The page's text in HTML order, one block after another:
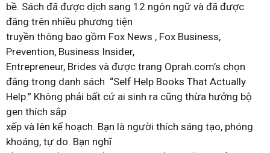
bề. Sách đã được dịch sang 12 ngôn ngữ và đã được
đăng trên nhiều phương tiện
truyền thông bao gồm Fox News , Fox Business,
Prevention, Business Insider,
Entrepreneur, Brides và được trang Oprah.com’s chọn
đăng trong danh sách “Self Help Books That Actually
Help.” Không phải bất cứ ai sinh ra cũng thừa hưởng bộ
gen thích sắp
xếp và lên kế hoạch. Bạn là người thích sáng tạo, phóng
khoáng, tự do. Bạn nghĩ